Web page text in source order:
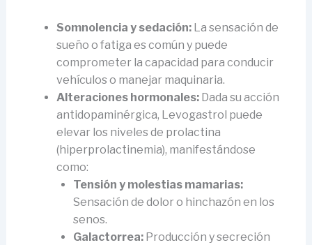
Somnolencia y sedación:La sensación de
sueño o fatiga es común y puede
comprometer la capacidad para conducir
vehículos o manejar maquinaria.
Alteraciones hormonales:Dada su acción
antidopaminérgica, Levogastrol puede
elevar los niveles de prolactina
(hiperprolactinemia), manifestándose
como:
Tensión y molestias mamarias:
Sensación de dolor o hinchazón en los
senos.
Galactorrea:Producción y secreción